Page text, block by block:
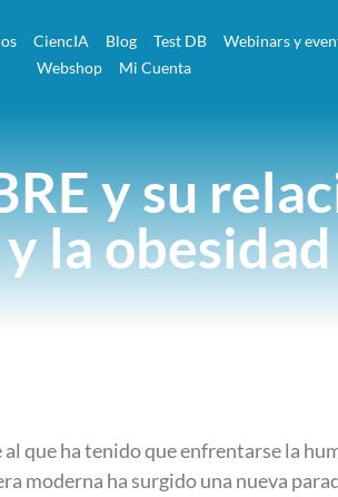
CiencIA Blog Test DB Webinars y
Webshop
Mi Cuenta
y su
la obesidad
que ha tenido que enfrentarse la
moderna ha surgido una nueva